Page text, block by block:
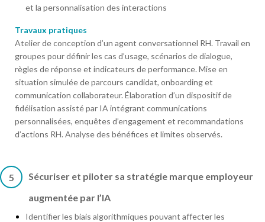
et la personnalisation des interactions
Travaux pratiques
Atelier de conception d’un agent conversationnel RH. Travail en
groupes pour définir les cas d’usage, scénarios de dialogue,
règles de réponse et indicateurs de performance. Mise en
situation simulée de parcours candidat, onboarding et
communication collaborateur. Élaboration d’un dispositif de
fidélisation assisté par IA intégrant communications
personnalisées, enquêtes d’engagement et recommandations
d’actions RH. Analyse des bénéfices et limites observés.
5
Sécuriser et piloter sa stratégie marque employeur
augmentée par l’IA
Identifier les biais algorithmiques pouvant affecter les